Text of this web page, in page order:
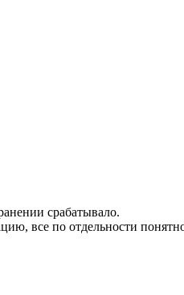
срабатывало.
все по отдельности